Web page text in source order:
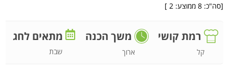
[סה"כ: 8 ממוצע: 2
]
רמת קושי
קל
משך הכנה
ארוך
מתאים לחג
שבת